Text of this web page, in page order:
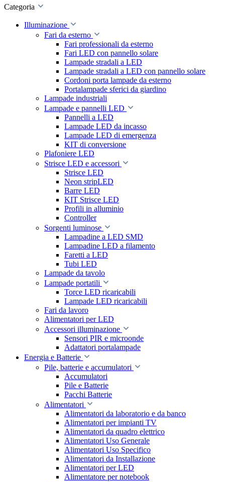
Categoria
Illuminazione
Fari da esterno
Fari professionali da esterno
Fari LED con pannello solare
Lampade stradali a LED
Lampade stradali a LED con pannello solare
Cordoni porta lampade da esterno
Portalampade sferici da giardino
Lampade industriali
Lampade e pannelli LED
Pannelli a LED
Lampade LED da incasso
Lampade LED di emergenza
KIT di conversione
Plafoniere LED
Strisce LED e accessori
Strisce LED
Neon stripLED
Barre LED
KIT Strisce LED
Profili in alluminio
Controller
Sorgenti luminose
Lampadine a LED SMD
Lampadine LED a filamento
Faretti a LED
Tubi LED
Lampade da tavolo
Lampade portatili
Torce LED ricaricabili
Lampade LED ricaricabili
Fari da lavoro
Alimentatori per LED
Accessori illuminazione
Sensori PIR e microonde
Adattatori portalampade
Energia e Batterie
Pile, batterie e accumulatori
Accumulatori
Pile e Batterie
Pacchi Batterie
Alimentatori
Alimentatori da laboratorio e da banco
Alimentatori per impianti TV
Alimentatori da quadro elettrico
Alimentatori Uso Generale
Alimentatori Uso Specifico
Alimentatori da Installazione
Alimentatori per LED
Alimentatore per notebook